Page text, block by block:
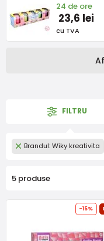
24 de ore
23,6 lei
cu TVA
FILTRU
Brandul: Wiky kreativita
5 produse
-15%